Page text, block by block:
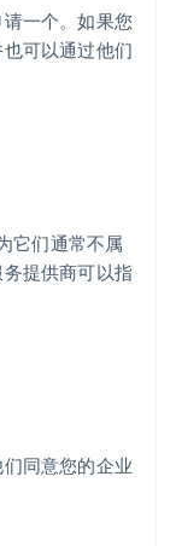
一个。如果您
可以通过他们
它们通常不属
提供商可以指
同意您的企业